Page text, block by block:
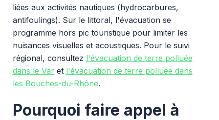
liées aux activités nautiques (hydrocarbures,
antifoulings). Sur le littoral, l'évacuation se
programme hors pic touristique pour limiter les
nuisances visuelles et acoustiques. Pour le suivi
régional, consultez l'évacuation de terre polluée
dans le Varet l'évacuation de terre polluée dans
les Bouches-du-Rhône.
Pourquoi faire appel à